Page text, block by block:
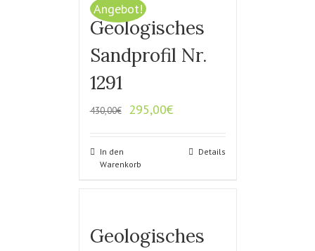
Angebot!
Geologisches
Sandprofil Nr.
1291
430,00€ 295,00€
In den
Warenkorb
Details
Geologisches